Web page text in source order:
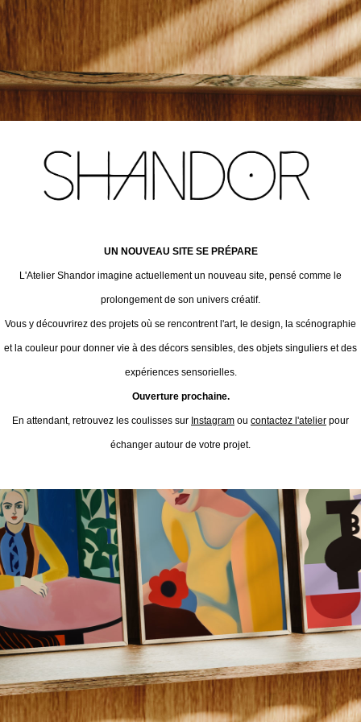
UN NOUVEAU SITE SE PRÉPARE
L'Atelier Shandor imagine actuellement un nouveau site, pensé comme le
prolongement de son univers créatif.
Vous y découvrirez des projets où se rencontrent l'art, le design, la scénographie
et la couleur pour donner vie à des décors sensibles, des objets singuliers et des
expériences sensorielles.
Ouverture prochaine.
En attendant, retrouvez les coulisses sur Instagram ou contactez l'atelier pour
échanger autour de votre projet.